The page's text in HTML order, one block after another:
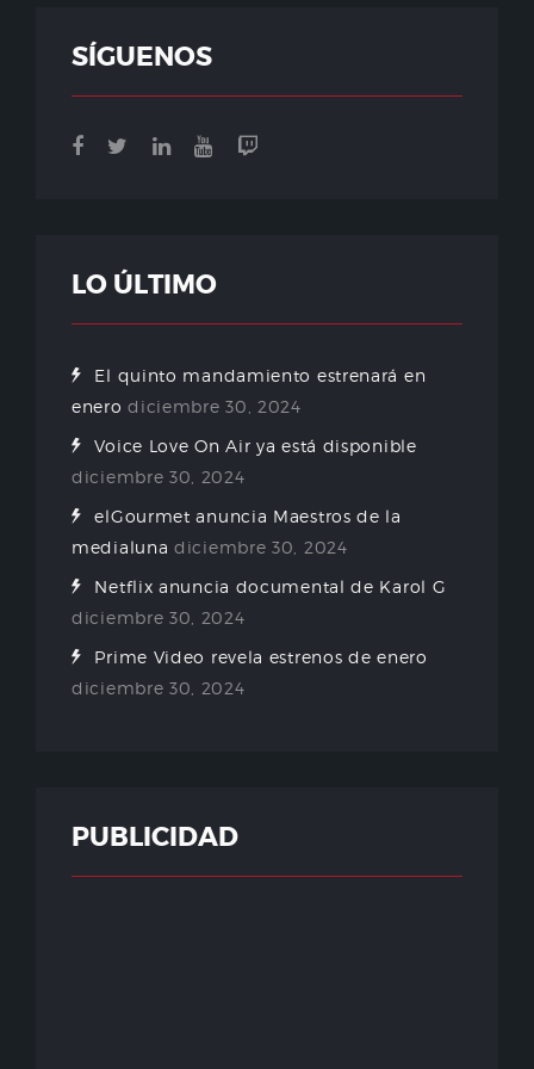
SÍGUENOS
LO ÚLTIMO
El quinto mandamiento estrenará en
enero diciembre 30, 2024
Voice Love On Air ya está disponible
diciembre 30, 2024
elGourmet anuncia Maestros de la
medialuna diciembre 30, 2024
Netflix anuncia documental de Karol G
diciembre 30, 2024
Prime Video revela estrenos de enero
diciembre 30, 2024
PUBLICIDAD